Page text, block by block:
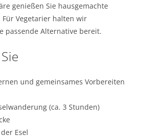
genießen Sie hausgemachte
Vegetarier halten wir
passende Alternative bereit.
und gemeinsames Vorbereiten
(ca. 3 Stunden)
Esel